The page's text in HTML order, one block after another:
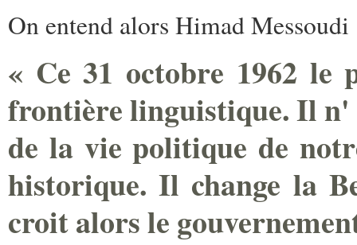
On entend alors Himad Messoudi
« Ce 31 octobre 1962 le
frontière linguistique. Il n'
de la vie politique de
historique. Il change la
croit alors le